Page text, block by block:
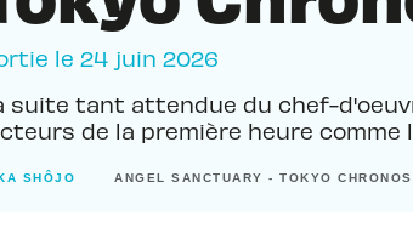
le 24 juin 2026
suite tant attendue du chef-
de la première heure comme
SHÔJO ANGEL SANCTUARY - TOKYO CHRONOS